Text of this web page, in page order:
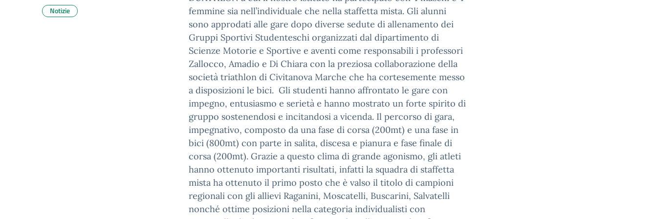
femmine sia nell’individuale che nella staffetta mista. Gli alunni
sono approdati alle gare dopo diverse sedute di allenamento dei
Gruppi Sportivi Studenteschi organizzati dal dipartimento di
Scienze Motorie e Sportive e aventi come responsabili i professori
Zallocco, Amadio e Di Chiara con la preziosa collaborazione della
società triathlon di Civitanova Marche che ha cortesemente messo
a disposizioni le bici. Gli studenti hanno affrontato le gare con
impegno, entusiasmo e serietà e hanno mostrato un forte spirito di
gruppo sostenendosi e incitandosi a vicenda. Il percorso di gara,
impegnativo, composto da una fase di corsa (200mt) e una fase in
bici (800mt) con parte in salita, discesa e pianura e fase finale di
corsa (200mt). Grazie a questo clima di grande agonismo, gli atleti
hanno ottenuto importanti risultati, infatti la squadra di staffetta
mista ha ottenuto il primo posto che è valso il titolo di campioni
regionali con gli allievi Raganini, Moscatelli, Buscarini, Salvatelli
nonché ottime posizioni nella categoria individualisti con
Notizie